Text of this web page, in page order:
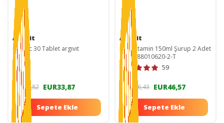
Argivit
Classic 30 Tablet argıvıt
EUR70,82 EUR33,87
Sepete Ekle
Argivit
Multivitamin 150ml Şurup 2 Adet
8690088010620-2-T
59
EUR116,43 EUR46,57
Sepete Ekle